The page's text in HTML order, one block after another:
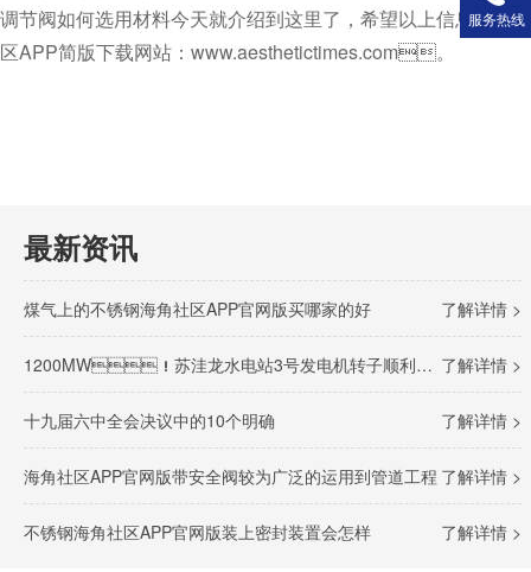
调节阀如何选用材料今天就介绍到这里了，希望以上信息可以
区APP简版下载网站：www.aesthetictimes.com。
最新资讯
了解详情 >
煤气上的不锈钢海角社区APP官网版买哪家的好
了解详情 >
1200MW！苏洼龙水电站3号发电机转子顺利完成吊装
了解详情 >
十九届六中全会决议中的10个明确
了解详情 >
海角社区APP官网版带安全阀较为广泛的运用到管道工程
了解详情 >
不锈钢海角社区APP官网版装上密封装置会怎样
服务热线